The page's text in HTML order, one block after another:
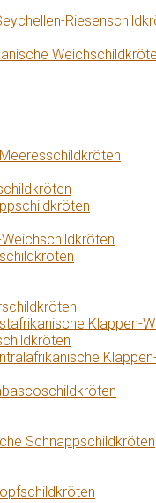
Klappen-
Schnappschildkröten